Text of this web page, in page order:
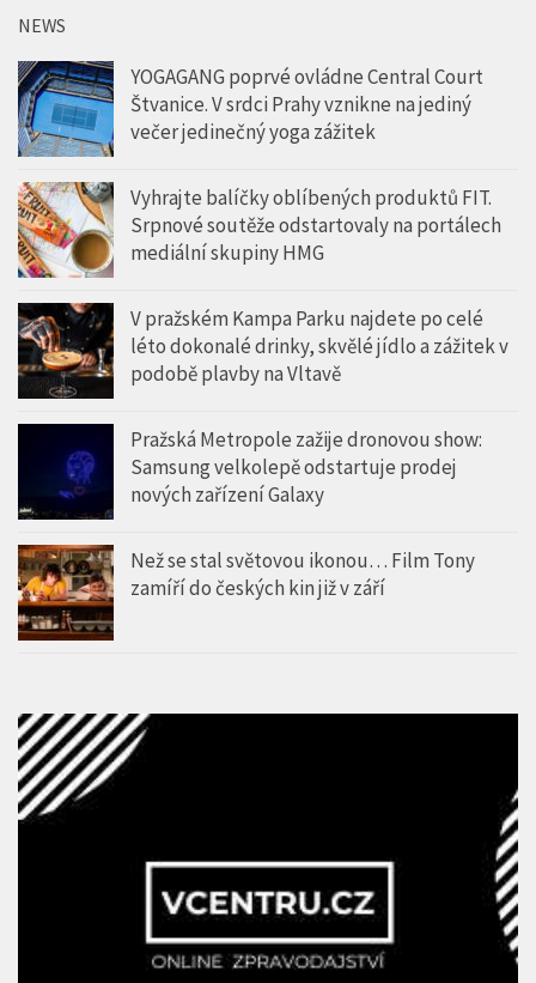
NEWS
YOGAGANG poprvé ovládne Central Court
Štvanice. V srdci Prahy vznikne na jediný
večer jedinečný yoga zážitek
Vyhrajte balíčky oblíbených produktů FIT.
Srpnové soutěže odstartovaly na portálech
mediální skupiny HMG
V pražském Kampa Parku najdete po celé
léto dokonalé drinky, skvělé jídlo a zážitek v
podobě plavby na Vltavě
Pražská Metropole zažije dronovou show:
Samsung velkolepě odstartuje prodej
nových zařízení Galaxy
Než se stal světovou ikonou… Film Tony
zamíří do českých kin již v září